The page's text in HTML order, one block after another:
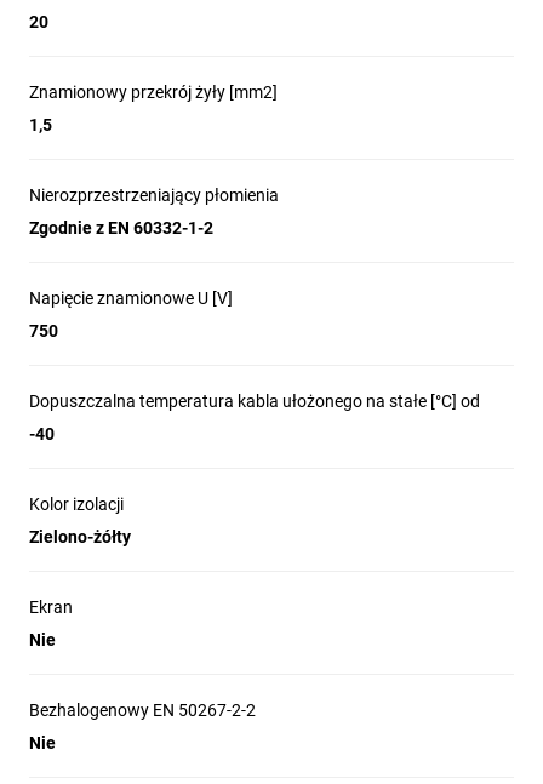
20
Znamionowy przekrój żyły [mm2]
1,5
Nierozprzestrzeniający płomienia
Zgodnie z EN 60332-1-2
Napięcie znamionowe U [V]
750
Dopuszczalna temperatura kabla ułożonego na stałe [°C] od
-40
Kolor izolacji
Zielono-żółty
Ekran
Nie
Bezhalogenowy EN 50267-2-2
Nie